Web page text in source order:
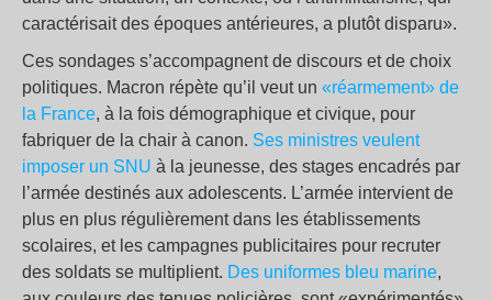
caractérisait des époques antérieures, a plutôt disparu».
Ces sondages s’accompagnent de discours et de choix
politiques. Macron répète qu’il veut un «réarmement» de
la France, à la fois démographique et civique, pour
fabriquer de la chair à canon. Ses ministres veulent
imposer un SNU à la jeunesse, des stages encadrés par
l’armée destinés aux adolescents. L’armée intervient de
plus en plus régulièrement dans les établissements
scolaires, et les campagnes publicitaires pour recruter
des soldats se multiplient. Des uniformes bleu marine,